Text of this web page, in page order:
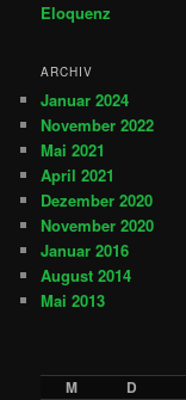
Eloquenz
ARCHIV
Januar 2024
November 2022
Mai 2021
April 2021
Dezember 2020
November 2020
Januar 2016
August 2014
Mai 2013
M D